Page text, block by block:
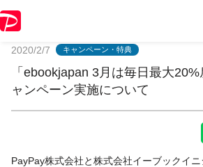
2020/2/7 キャンペーン・特典
「ebookjapan 3月は毎日最大
ャンペーン実施について
PayPay株式会社と株式会社イーブックイ